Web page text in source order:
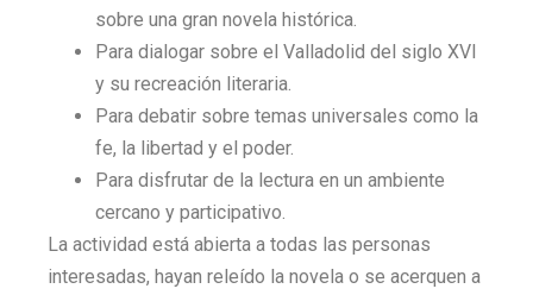
sobre una gran novela histórica.
Para dialogar sobre el Valladolid del siglo XVI
y su recreación literaria.
Para debatir sobre temas universales como la
fe, la libertad y el poder.
Para disfrutar de la lectura en un ambiente
cercano y participativo.
La actividad está abierta a todas las personas
interesadas, hayan releído la novela o se acerquen a